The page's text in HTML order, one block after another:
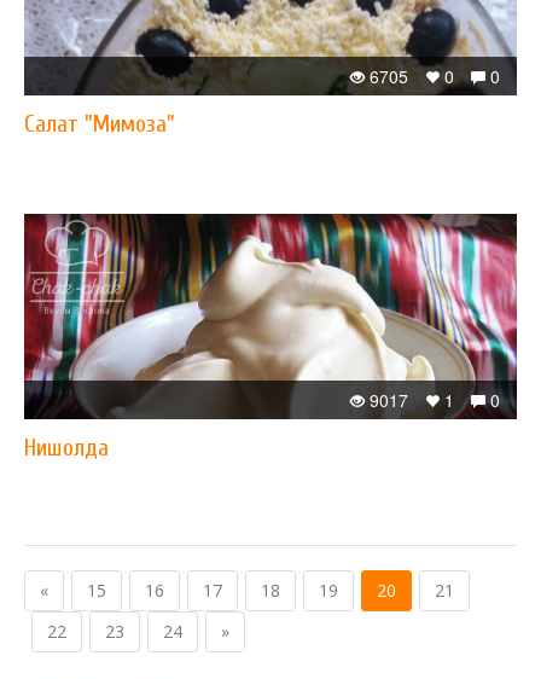
0
0
6705
Салат "Мимоза"
0
1
9017
Нишолда
« 15 16 17 18 19 20
21
22
23 24 »